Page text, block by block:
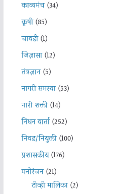
काव्यमंच(34)
कृषी(85)
चावडी(1)
जिज्ञासा(12)
तंत्रज्ञान(5)
नागरी समस्या(53)
नारी शक्ती(14)
निधन वार्ता(252)
निवड/नियुक्ती(100)
प्रशासकीय(176)
मनोरंजन(21)
टीव्ही मालिका(2)